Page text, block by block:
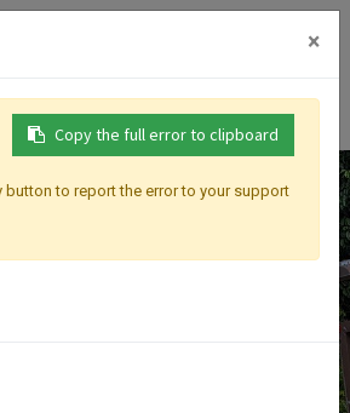
Menghebat
Masuk
ALAM
×
Copy the full error to clipboard
button to report the error to your support